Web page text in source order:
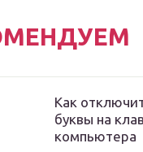
Как
буквы на
компьютера